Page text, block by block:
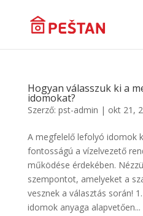
Hogyan válasszuk ki a
idomokat?
Szerző: pst-admin | okt 21,
A megfelelő lefolyó idomok
fontosságú a vízelvezető
működése érdekében.
szempontot, amelyeket a
vesznek a választás során!
idomok anyaga alapvetően...